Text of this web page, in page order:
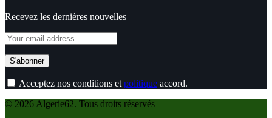
Recevez les dernières nouvelles
Acceptez nos conditions et politique accord.
© 2026 Algerie62. Tous droits réservés